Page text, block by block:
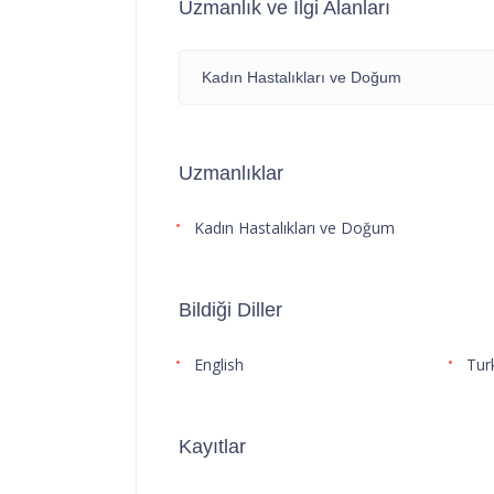
Uzmanlık ve İlgi Alanları
Kadın Hastalıkları ve Doğum
Uzmanlıklar
Kadın Hastalıkları ve Doğum
Bildiği Diller
English
Kayıtlar